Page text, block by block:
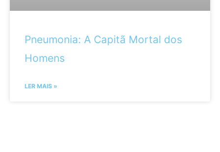
Pneumonia: A Capitã Mortal dos
Homens
LER MAIS »